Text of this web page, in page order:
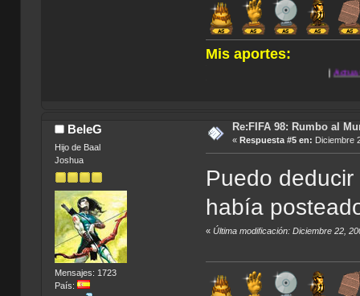
Mis aportes:
|Anno
BeleG
Hijo de Baal
Joshua
Mensajes: 1723
País:
Re:FIFA 98: Rumbo al
« Respuesta #5 en: Diciembre
Puedo
había
«Última modificación: Diciembre 22,